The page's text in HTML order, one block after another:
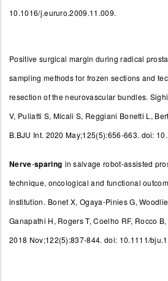
10.1016/j.eururo.2009.11.009.
Positive surgical margin during radical
sampling methods for frozen sections and
resection of the neurovascular bundles.
V, Puliatti S, Micali S, Reggiani Bonetti L,
B.BJU Int. 2020 May;125(5):656-663. doi:
Nerve-sparing in salvage robot-assisted
technique, oncological and functional
institution. Bonet X, Ogaya-Pinies G,
Ganapathi H, Rogers T, Coelho RF, Rocco
2018 Nov;122(5):837-844. doi: 10.1111/